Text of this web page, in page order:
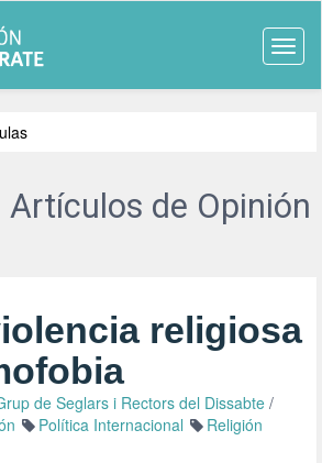
Artículos de Opinión
religiosa
de Seglars i Rectors del Dissabte /
Política Internacional Religión